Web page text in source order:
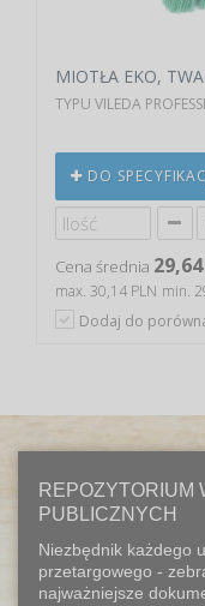
MIOTŁA EKO,
TYPU VILEDA
DO
Cena średnia
max. 30,14 PLN min.
Dodaj do
REPOZYTORIUM
PUBLICZNYCH
Niezbędnik każdego
przetargowego -
najważniejsze